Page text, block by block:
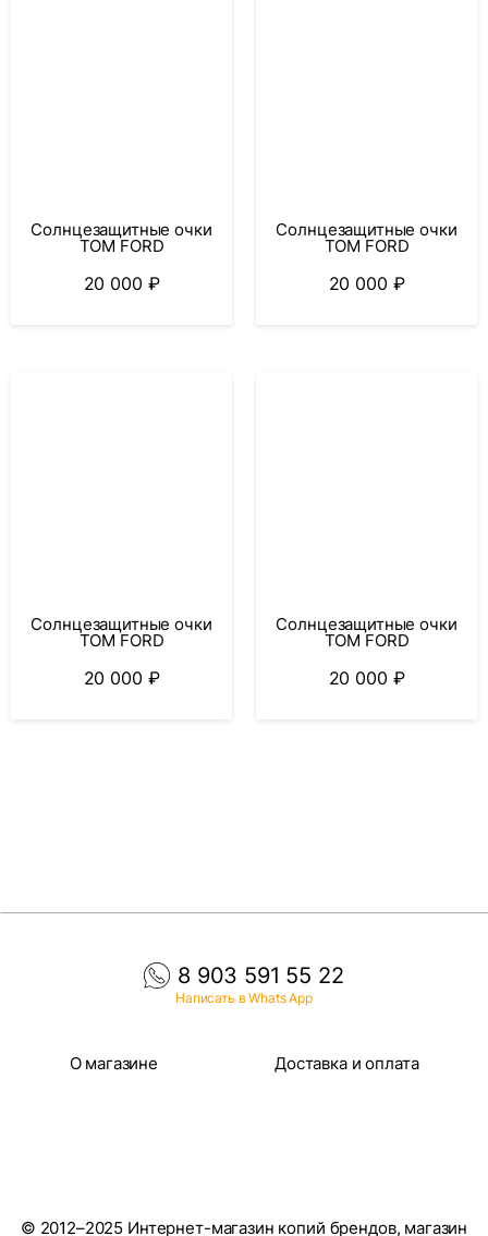
Солнцезащитные очки
TOM FORD
20 000 ₽
Солнцезащитные очки
TOM FORD
20 000 ₽
Солнцезащитные очки
TOM FORD
20 000 ₽
Солнцезащитные очки
TOM FORD
20 000 ₽
8 903 591 55 22
Написать в Whats App
О магазине Доставка и оплата
© 2012–2025 Интернет-магазин копий брендов, магазин